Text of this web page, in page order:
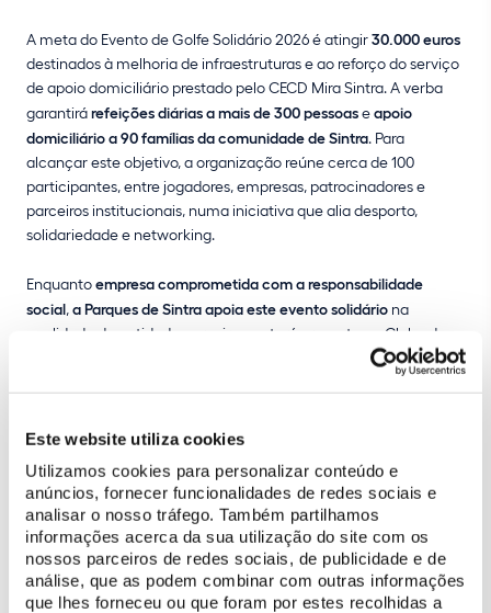
Este website utiliza cookies
Utilizamos cookies para personalizar conteúdo e
anúncios, fornecer funcionalidades de redes sociais e
analisar o nosso tráfego. Também partilhamos
informações acerca da sua utilização do site com os
nossos parceiros de redes sociais, de publicidade e de
análise, que as podem combinar com outras informações
que lhes forneceu ou que foram por estes recolhidas a
A meta do Evento de Golfe Solidário 2026 é atingir30.000 euros
destinados à melhoria de infraestruturas e ao reforço do serviço
de apoio domiciliário prestado pelo CECD Mira Sintra. A verba
garantirárefeições diárias a mais de 300 pessoaseapoio
domiciliário a 90 famílias da comunidade de Sintra. Para
alcançar este objetivo, a organização reúne cerca de 100
participantes, entre jogadores, empresas, patrocinadores e
parceiros institucionais, numa iniciativa que alia desporto,
solidariedade e networking.
Enquantoempresa comprometida com a responsabilidade
social,a Parques de Sintra apoia este evento solidário na
qualidade de entidade parceira e estará presente no Clube de
Golfe do Penha Longa Resort, onde proporcionará aos
experiências com recurso a realidade virtual
gestão, bem comodegustação e oferta do mel Condessa
Sintra.
O programa inclui um torneio de golfe ao longo do dia,
culminando num momento social de convívio com entrega de
prémios, animação e iniciativas solidárias, designadamente,
leilões silenciosos no campo de golfe, tômbola e um jantar no